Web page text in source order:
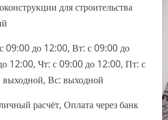
для строительства
09:00 до 12:00, Вт: с 09:00 до
12:00, Чт: с 09:00 до 12:00, Пт: с
Вс: выходной
расчёт, Оплата через банк